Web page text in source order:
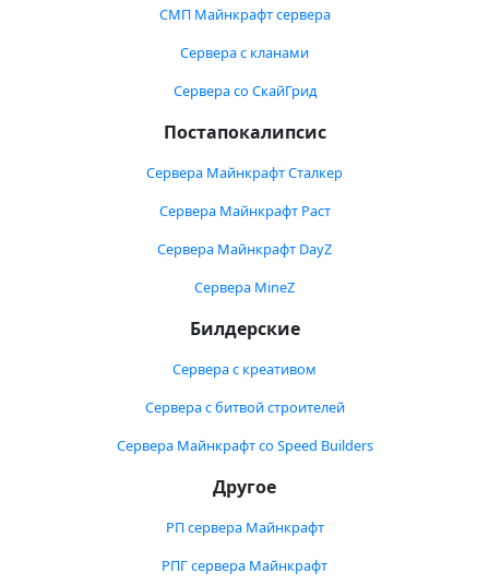
СМП Майнкрафт сервера
Сервера с кланами
Сервера со СкайГрид
Постапокалипсис
Сервера Майнкрафт Сталкер
Сервера Майнкрафт Раст
Сервера Майнкрафт DayZ
Сервера MineZ
Билдерские
Сервера с креативом
Сервера с битвой строителей
Сервера Майнкрафт со Speed Builders
Другое
РП сервера Майнкрафт
РПГ сервера Майнкрафт